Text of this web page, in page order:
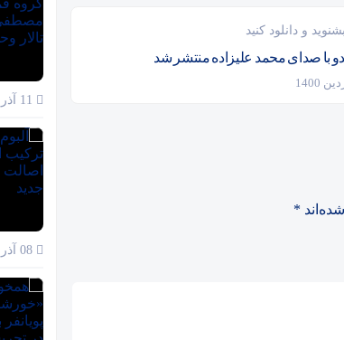
بشنوید و دانلود کنید
با صدای محمد علیزاده منتشر شد
*